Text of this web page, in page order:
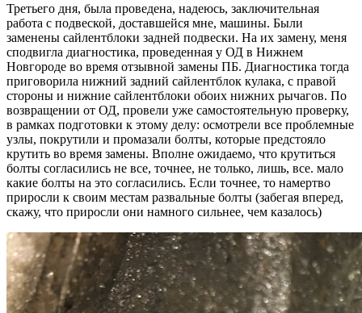
Третьего дня, была проведена, надеюсь, заключительная
работа с подвеской, доставшейся мне, машины. Были
заменены сайлентблоки задней подвески. На их замену, меня
сподвигла диагностика, проведенная у ОД в Нижнем
Новгороде во время отзывной замены ПБ. Диагностика тогда
приговорила нижний задний сайлентблок кулака, с правой
стороны и нижние сайлентблоки обоих нижних рычагов. По
возвращении от ОД, провели уже самостоятельную проверку,
в рамках подготовки к этому делу: осмотрели все проблемные
узлы, покрутили и промазали болты, которые предстояло
крутить во время замены. Вполне ожидаемо, что крутиться
болты согласились не все, точнее, не только, лишь, все. мало
какие болты на это согласились. Если точнее, то намертво
приросли к своим местам развальные болты (забегая вперед,
скажу, что приросли они намного сильнее, чем казалось)